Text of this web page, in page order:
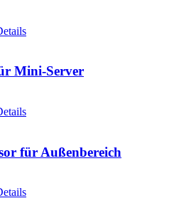
Mini-Server
für Außenbereich